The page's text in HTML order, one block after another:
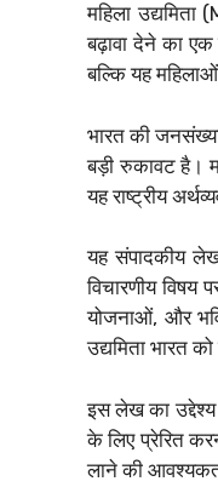
महिला
बढ़ावा देने का
बल्कि यह
भारत की
बड़ी रुकावट है।
यह राष्ट्रीय
यह संपादकीय
विचारणीय विषय
योजनाओं, और
उद्यमिता भारत
इस लेख का
के लिए प्रेरित
लाने की